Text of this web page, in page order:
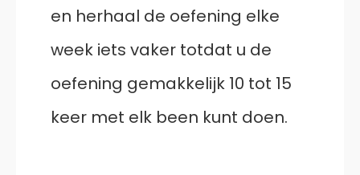
en herhaal de oefening elke
week iets vaker totdat u de
oefening gemakkelijk 10 tot 15
keer met elk been kunt doen.